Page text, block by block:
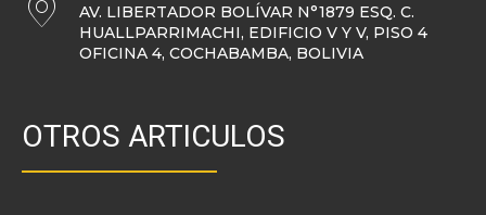
AV. LIBERTADOR BOLÍVAR N°1879 ESQ. C.
HUALLPARRIMACHI, EDIFICIO V Y V, PISO 4
OFICINA 4, COCHABAMBA, BOLIVIA
OTROS ARTICULOS